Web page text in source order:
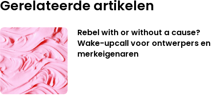
Gerelateerde artikelen
Rebel with or without a cause?
Wake-upcall voor ontwerpers en
merkeigenaren